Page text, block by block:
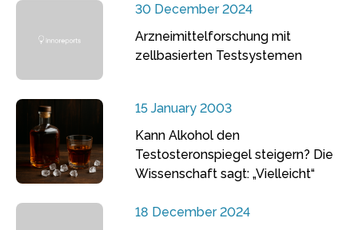
30 December 2024
Arzneimittelforschung mit
zellbasierten Testsystemen
15 January 2003
Kann Alkohol den
Testosteronspiegel steigern? Die
Wissenschaft sagt: „Vielleicht“
18 December 2024